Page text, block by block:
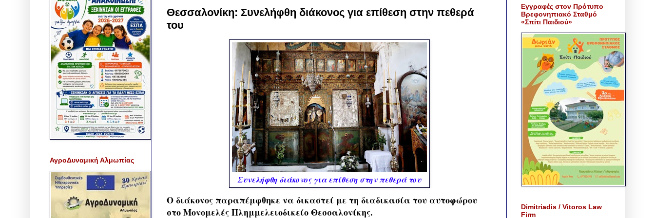
Θεσσαλονίκη: Συνελήφθη διάκονος για επίθεση στην πεθερά
του
Συνελήφθη διάκονος για επίθεση στην πεθερά του
Ο διάκονος παραπέμφθηκε να δικαστεί με τη διαδικασία του αυτοφώρου
στο Μονομελές Πλημμελειοδικείο Θεσσαλονίκης.
ΑγροΔυναμική Αλμωπίας
Εγγραφές στον Πρότυπο
Βρεφονηπιακό Σταθμό
«Σπίτι Παιδιού»
Dimitriadis / Vitoros Law
Firm